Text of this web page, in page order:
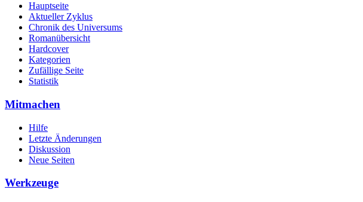
Hauptseite
Aktueller Zyklus
Chronik des Universums
Romanübersicht
Hardcover
Kategorien
Zufällige Seite
Statistik
Mitmachen
Hilfe
Letzte Änderungen
Diskussion
Neue Seiten
Werkzeuge